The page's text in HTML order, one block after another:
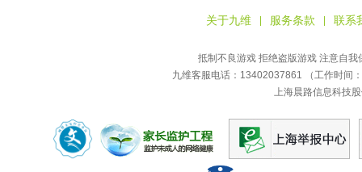
关于九维 服务条款 联系
抵制不良游戏 拒绝盗版游戏 注意自
九维客服电话：13402037861 （工作时间
上海晨路信息科技